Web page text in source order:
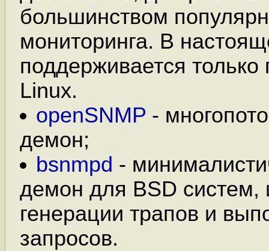
большинством
мониторинга. В
поддерживается
Linux.
openSNMP -
демон;
bsnmpd -
демон для BSD систем,
генерации трапов и
запросов.